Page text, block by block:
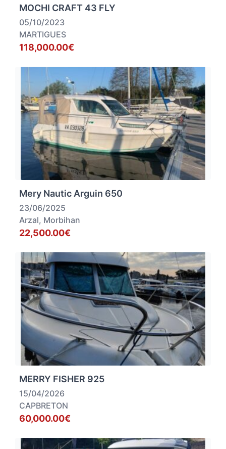
MOCHI CRAFT 43 FLY
05/10/2023
MARTIGUES
118,000.00€
Mery Nautic Arguin 650
23/06/2025
Arzal, Morbihan
22,500.00€
MERRY FISHER 925
15/04/2026
CAPBRETON
60,000.00€